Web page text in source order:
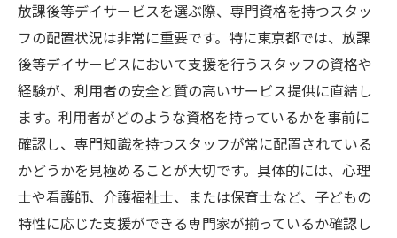
スタッフと保護者間の信頼関係の構築
地域との連携が深まる放課後等デイサービスの
役割
地域イベントへの参加と協力
地元コミュニティとの交流促進
ボランティア活動を通じた社会貢献
地域資源を活用したプログラム
行政との協力体制とそのメリット
放課後等デイサービスを選ぶ際、専門資格を持つスタッ
フの配置状況は非常に重要です。特に東京都では、放課
後等デイサービスにおいて支援を行うスタッフの資格や
経験が、利用者の安全と質の高いサービス提供に直結し
ます。利用者がどのような資格を持っているかを事前に
確認し、専門知識を持つスタッフが常に配置されている
かどうかを見極めることが大切です。具体的には、心理
士や看護師、介護福祉士、または保育士など、子どもの
特性に応じた支援ができる専門家が揃っているか確認し